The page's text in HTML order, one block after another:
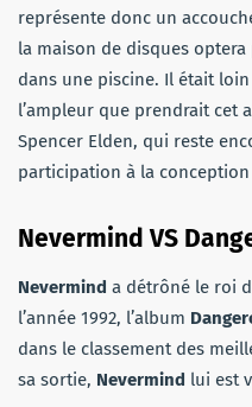
représente donc un
la maison de disques
dans une piscine. Il était
l’ampleur que prendrait cet
Spencer Elden, qui reste
participation à la
Nevermind VS
Nevermind a détrôné le roi
l’année 1992, l’album
dans le classement des
sa sortie, Nevermind lui est